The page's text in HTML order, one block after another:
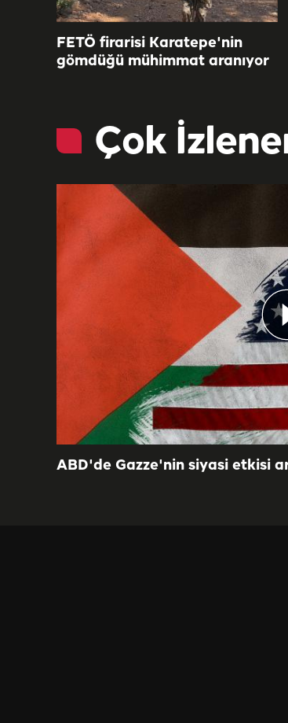
FETÖ firarisi Karatepe'nin
gömdüğü mühimmat aranıyor
Çok
ABD'de Gazze'nin siyasi etkisi